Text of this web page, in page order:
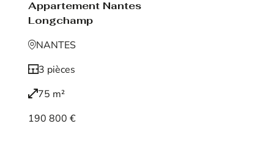
Appartement Nantes
Longchamp
NANTES
3 pièces
75 m²
190 800 €